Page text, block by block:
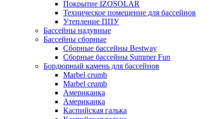
Покрытие IZOSOLAR
Техническое помещение для бассейнов
Утепление ППУ
Бассейны надувные
Бассейны сборные
Сборные бассейны Bestway
Сборные бассейны Summer Fun
Бордюрный камень для бассейнов
Marbel crumb
Marbel crumb
Американка
Американка
Каспийская галька